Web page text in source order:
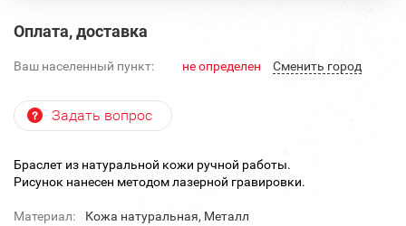
Оплата, доставка
Ваш населенный пункт: не определен Cменить город
Задать вопрос
Браслет из натуральной кожи ручной работы.
Рисунок нанесен методом лазерной гравировки.
Материал:
Кожа натуральная, Металл